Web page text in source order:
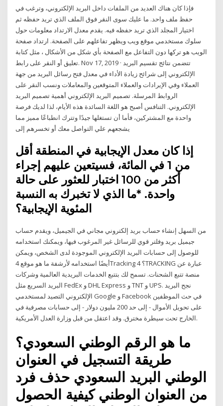
فإذا كان هناك العديد من الملفات داخل البريد الإلكتروني، وترغب في
حفظ ملف واحد. ما عليك سوى النقر فوق الملف الذي تريد حفظه ثم
اختيار المجلد الذي تريد حفظه فيه. يقدم معدل الارتداد معلومات حول
سلوك مستخدمي موقع ويب ويظهر تفاعلهم على الصفحة. ارتداد صفحة
الويب هو تركها دون التفاعل مع الصفحة بأي شكل من الأشكال ، مثل كتابة
تعليق أو النقر على رابط. Nov 17, 2019 · تتضمن نتائج تقسيم البريد
الإلكتروني إلى شرائح زيادة الأداء في معدل فتح رسائل البريد من جهة
العملاء وفي الإيرادات والعملاء المتوقعين والمعاملات ونسب النقر على
الروابط المرسلة. تصميم البريد الإلكتروني أهمية تصميم البريد
الإلكتروني. التنافس أصبح هو اللغة السائدة هذه الأيام، لذا لديك فرصة
واحدة مع المشتركين، فأما أن تستغلها جيدًا وتترك انطباعًا مميز مما
يشجعهم علي التواصل معك أو تخسرهم إلى
إذا كان معدل الإيجابية في المنطقة أقل
من 1 في المائة، فسيتعين عليهم إجراء
أكثر من 100 اختبار للعثور على حالة
واحدة. *ما الذي لا تخبرك به النسبة
المئوية الإيجابية؟
من السهل إنشاء حساب بريد إلكتروني مجاني في الجيميل، ويقدم حساب
جيميل بريد وفلتر قوي للرسائل غير المرغوب فيها، ويمكنك استخدامه
للوصول إلى حسابات البريد الإلكتروني الموجودة لدى الشخص، ويمكن
أيضًا استخدامه لأرشفة ما هو موقع 4Tracking ؟ 4TRACKING عبارة عن
منصة تتبع الشحنات. تسمح لك بتتبع الخدمات البريدية العالمية وشركات
البريد السريع مثل FedEx و DHL Express و TNT و UPS. نجح البريد
الإلكتروني التصيد لمستخدمي Google و Facebook في حث الموظفين
على تحويل الأموال - إلى حد 200 مليون دولار - إلى حسابات مصرفية في
الخارج تحت سيطرة مخترق. وقد اعتقل من قبل وزارة العدل الأمريكية.
ما هو الرقم الوطني السعودي؟
طريقة التسجيل في العنوان
الوطني البريد السعودي حذف فرد
من العنوان الوطني كيفية الحصول